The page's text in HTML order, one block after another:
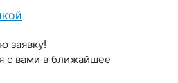
заявку!
с вами в ближайшее